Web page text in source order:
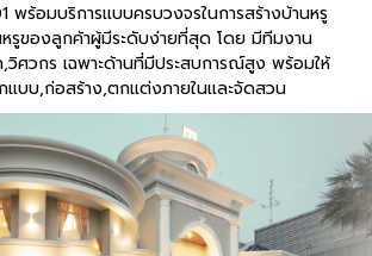
พร้อมบริการแบบครบวงจรในการสร้างบ้านหรู
หรูของลูกค้าผู้มีระดับง่ายที่สุด โดย มีทีมงาน
ศวกร เฉพาะด้านที่มีประสบการณ์สูง พร้อมให้
แบบ,ก่อสร้าง,ตกแต่งภายในและจัดสวน